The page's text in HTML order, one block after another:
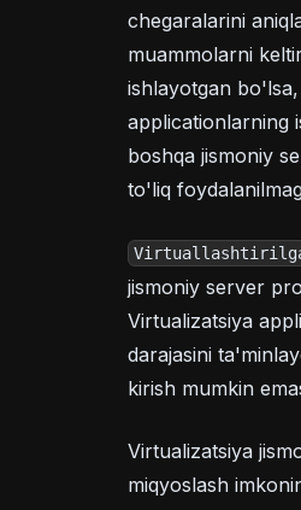
chegaralarini
muammolarni
ishlayotgan
applicationlarning
boshqa jismoniy
to'liq
jismoniy server
Virtualizatsiya
darajasini
kirish mumkin
Virtualizatsiya
miqyoslash